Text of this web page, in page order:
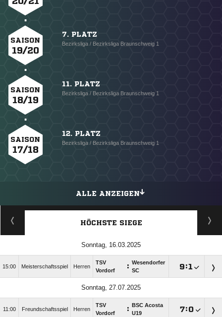
SAISON
19/20
7. PLATZ
Bezirksliga / Bezirksliga Braunschweig 1
SAISON
18/19
11. PLATZ
Bezirksliga / Bezirksliga Braunschweig 1
SAISON
17/18
12. PLATZ
Bezirksliga / Bezirksliga Braunschweig 1
ALLE ANZEIGEN
HÖCHSTE SIEGE
Sonntag, 16.03.2025
15:00 Meisterschaftsspiel Herren
TSV
Vordorf
: Wesendorfer
SC
:
Sonntag, 27.07.2025
11:00 Freundschaftsspiel Herren
TSV
Vordorf
:
BSC Acosta
U19
: